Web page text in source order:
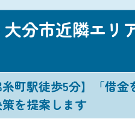
分市近隣エリ
糸町駅徒歩5分】「借
を提案します